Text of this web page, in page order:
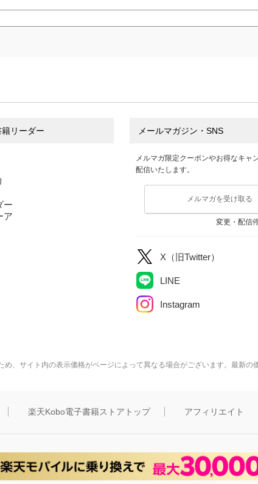
リーダー
ー
ア
メールマガジン・SNS
メルマガ限定クーポンやお得なキャ
配信いたします。
メルマガを受け取る
変更・配信
X（旧Twitter）
LINE
Instagram
、サイト内の表示価格がページによって異なる場合がございます。最新の
楽天Kobo電子書籍ストアトップ アフィリエイト